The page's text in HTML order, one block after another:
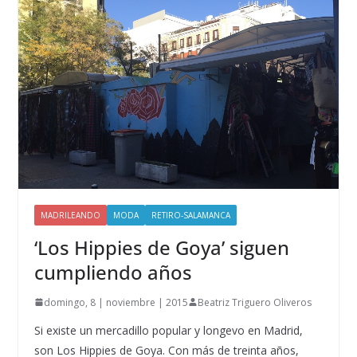
MADRILEANDO MODA RETIRO-SALAMANCA
‘Los Hippies de Goya’ siguen
cumpliendo años
domingo, 8 | noviembre | 2015 Beatriz Triguero Oliveros
Si existe un mercadillo popular y longevo en Madrid,
son Los Hippies de Goya. Con más de treinta años,